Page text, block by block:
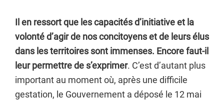
Il en ressort que les capacités d’initiative et la
volonté d’agir de nos concitoyens et de leurs élus
dans les territoires sont immenses. Encore faut-il
leur permettre de s’exprimer. C’est d’autant plus
important au moment où, après une difficile
gestation, le Gouvernement a déposé le 12 mai